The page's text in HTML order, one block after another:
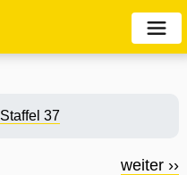
Staffel 37
weiter ››